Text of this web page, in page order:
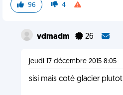
96 4
vdmadm 26
jeudi 17 décembre 2015 8:05
sisi mais coté glacier plutot